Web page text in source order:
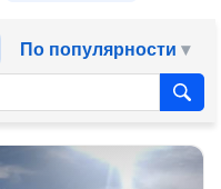
По популярности